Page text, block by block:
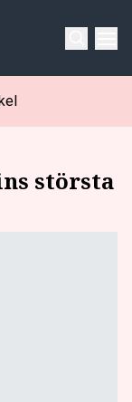
största